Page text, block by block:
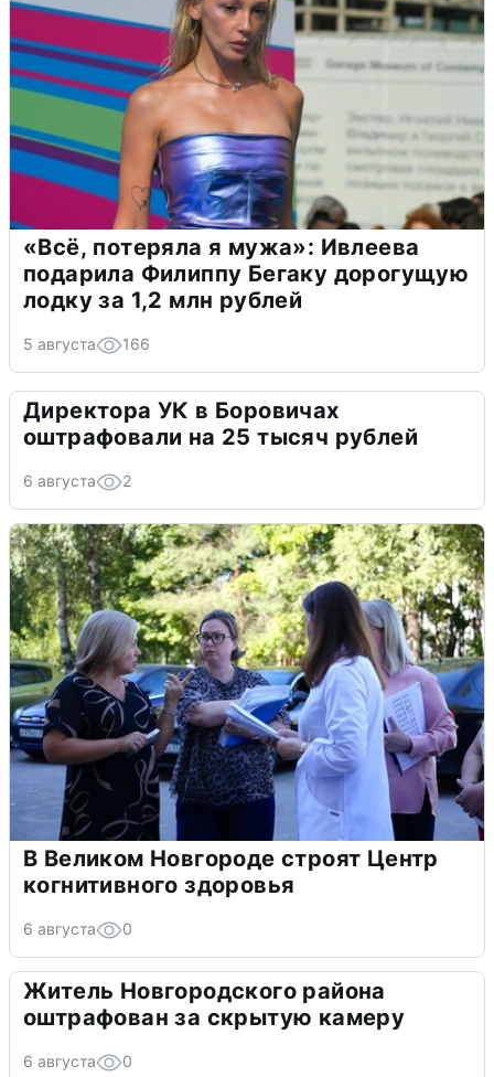
«Всё, потеряла я мужа»: Ивлеева
подарила Филиппу Бегаку дорогущую
лодку за 1,2 млн рублей
5 августа 166
Директора УК в Боровичах
оштрафовали на 25 тысяч рублей
6 августа 2
В Великом Новгороде строят Центр
когнитивного здоровья
6 августа 0
Житель Новгородского района
оштрафован за скрытую камеру
6 августа 0